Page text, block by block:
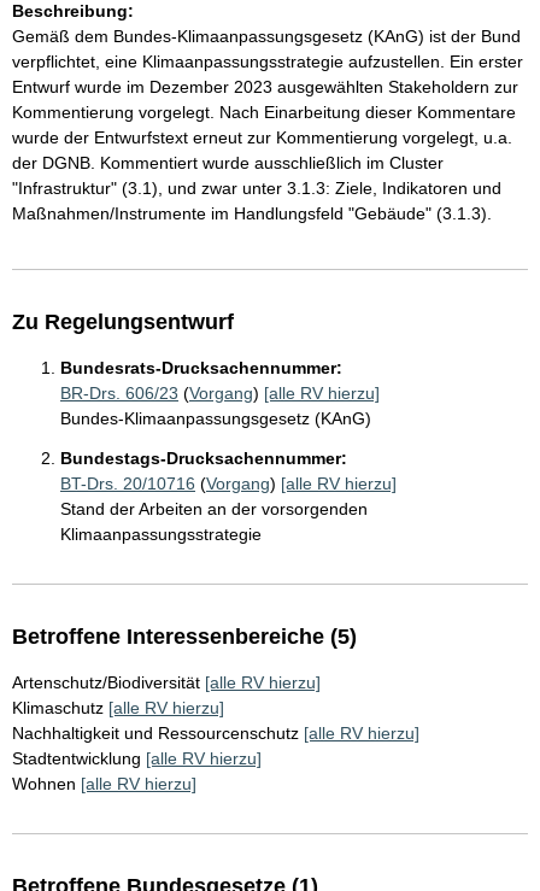
Beschreibung:
Gemäß dem Bundes-Klimaanpassungsgesetz (KAnG) ist der Bund
verpflichtet, eine Klimaanpassungsstrategie aufzustellen. Ein erster
Entwurf wurde im Dezember 2023 ausgewählten Stakeholdern zur
Kommentierung vorgelegt. Nach Einarbeitung dieser Kommentare
wurde der Entwurfstext erneut zur Kommentierung vorgelegt, u.a.
der DGNB. Kommentiert wurde ausschließlich im Cluster
"Infrastruktur" (3.1), und zwar unter 3.1.3: Ziele, Indikatoren und
Maßnahmen/Instrumente im Handlungsfeld "Gebäude" (3.1.3).
Zu Regelungsentwurf
Bundesrats-Drucksachennummer:
BR-Drs. 606/23 (Vorgang) [alle RV hierzu]
Bundes-Klimaanpassungsgesetz (KAnG)
Bundestags-Drucksachennummer:
BT-Drs. 20/10716 (Vorgang) [alle RV hierzu]
Stand der Arbeiten an der vorsorgenden
Klimaanpassungsstrategie
Betroffene Interessenbereiche (5)
Artenschutz/Biodiversität [alle RV hierzu]
Klimaschutz [alle RV hierzu]
Nachhaltigkeit und Ressourcenschutz [alle RV hierzu]
Stadtentwicklung [alle RV hierzu]
Wohnen [alle RV hierzu]
Betroffene Bundesgesetze (1)